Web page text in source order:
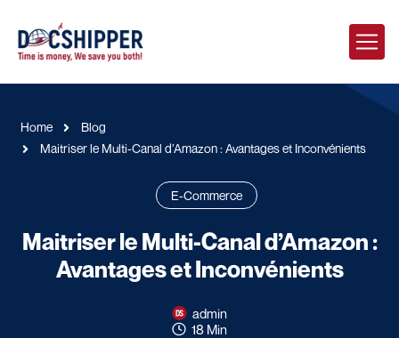
Home
Blog
Maitriser le Multi-Canal d’Amazon : Avantages et Inconvénients
E-Commerce
Maitriser le Multi-Canal d’Amazon :
Avantages et Inconvénients
admin
18 Min